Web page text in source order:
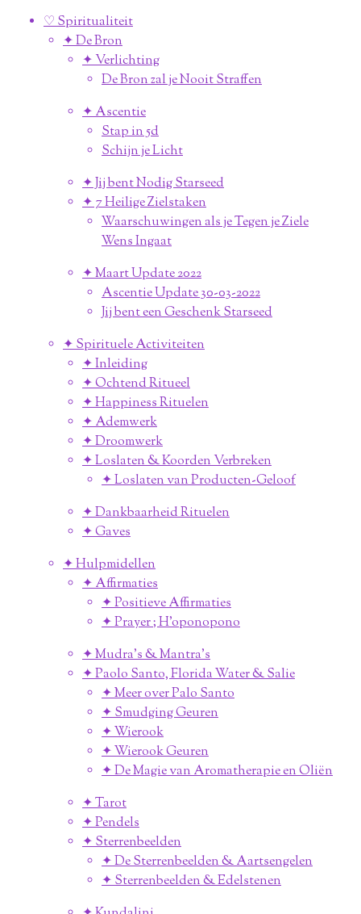
♡ Spiritualiteit
✦ De Bron
✦ Verlichting
De Bron zal je Nooit Straffen
✦ Ascentie
Stap in 5d
Schijn je Licht
✦ Jij bent Nodig Starseed
✦ 7 Heilige Zielstaken
Waarschuwingen als je Tegen je Ziele
Wens Ingaat
✦ Maart Update 2022
Ascentie Update 30-03-2022
Jij bent een Geschenk Starseed
✦ Spirituele Activiteiten
✦ Inleiding
✦ Ochtend Ritueel
✦ Happiness Rituelen
✦ Ademwerk
✦ Droomwerk
✦ Loslaten & Koorden Verbreken
✦ Loslaten van Producten-Geloof
✦ Dankbaarheid Rituelen
✦ Gaves
✦ Hulpmidellen
✦ Affirmaties
✦ Positieve Affirmaties
✦ Prayer ; H'oponopono
✦ Mudra's & Mantra's
✦ Paolo Santo, Florida Water & Salie
✦ Meer over Palo Santo
✦ Smudging Geuren
✦ Wierook
✦ Wierook Geuren
✦ De Magie van Aromatherapie en Oliën
✦ Tarot
✦ Pendels
✦ Sterrenbeelden
✦ De Sterrenbeelden & Aartsengelen
✦ Sterrenbeelden & Edelstenen